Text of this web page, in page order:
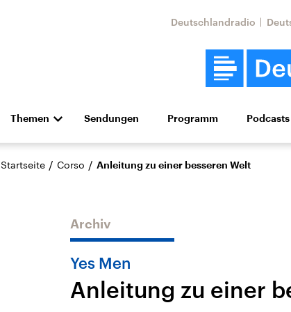
Deutschlandradio
Themen
Die Nachrichten Politik Wirtschaft Wissen
Hörspiel und Feature Musik
Landtagswahl Sachsen-
USA
Aktuelle Beiträge,
Sendungen Programm Podcasts
Startseite / Corso / Anleitung zu einer besseren Welt
Archiv
Yes Men
Anleitung zu einer